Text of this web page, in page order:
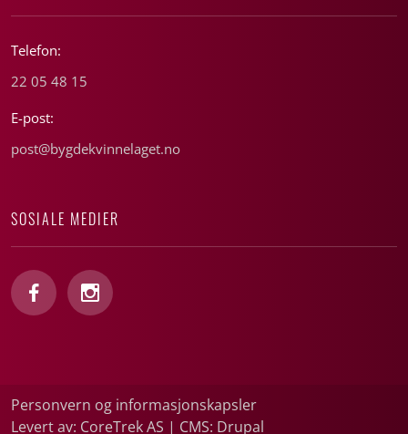
Telefon:
22 05 48 15
E-post:
post@bygdekvinnelaget.no
SOSIALE MEDIER
Personvern og informasjonskapsler
Levert av: CoreTrek AS | CMS: Drupal